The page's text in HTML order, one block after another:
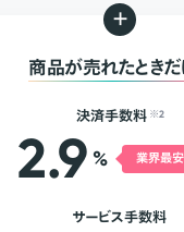
+
商品が売れたときだ
決済手数料 ※2
2.9 % 業界最
サービス手数料